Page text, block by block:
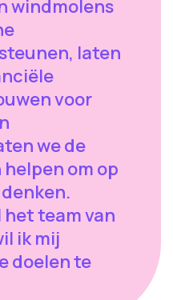
windmolens
laten
voor
we de
om op
team van
ik mij
doelen te